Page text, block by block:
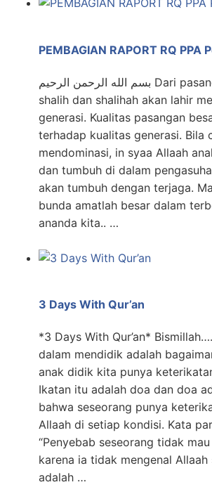
PEMBAGIAN RAPORT RQ PPA
بسم الله الرحمن الرحيم Dari pasangan, anak-anak
shalih dan shalihah akan lahir
generasi. Kualitas pasangan
terhadap kualitas generasi. Bila
mendominasi, in syaa Allaah
dan tumbuh di dalam
akan tumbuh dengan terjaga.
bunda amatlah besar dalam
ananda kita.. …
3 Days With Qur’an
*3 Days With Qur’an*
dalam mendidik adalah
anak didik kita punya
Ikatan itu adalah doa dan doa
bahwa seseorang punya
Allaah di setiap kondisi. Kata
“Penyebab seseorang tidak
karena ia tidak mengenal Allaah
adalah …